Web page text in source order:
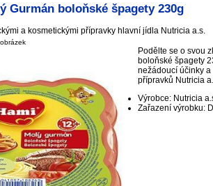
Gurmán boloňské špagety 230g
a kosmetickými přípravky hlavní jídla Nutricia a.s.
Podělte se o svou
boloňské špagety
nežádoucí účinky a
přípravků Nutricia
Výrobce: Nutricia
Zařazení výrobku: